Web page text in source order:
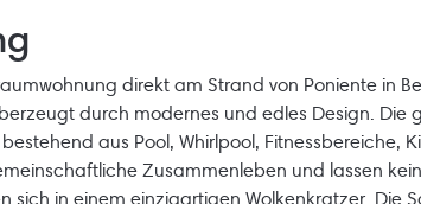
direkt am Strand von Poniente in
durch modernes und edles Design. Die
aus Pool, Whirlpool, Fitnessbereiche,
Zusammenleben und lassen
sich in einem einzigartigen Wolkenkratzer. Die